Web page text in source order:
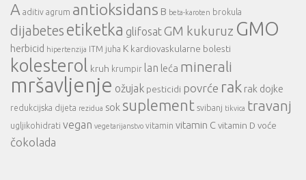
A aditiv agrum antioksidans B beta-karoten brokula
dijabetes etiketka glifosatGM kukuruz GMO
herbicid hipertenzija ITM juha K kardiovaskularne bolesti
kolesterol kruh krumpir lan leća minerali
mršavljenje ožujak pesticidi povrće rak rak dojke
redukcijska dijeta rezidua sok suplement svibanj tikvica travanj
ugljikohidrati vegan vegetarijanstvo vitamin vitamin C vitamin D voće
čokolada